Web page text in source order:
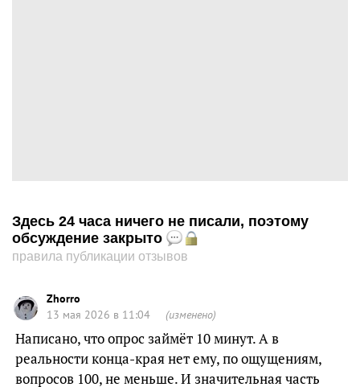
Здесь 24 часа ничего не писали, поэтому
обсуждение закрыто
правила публикации отзывов
Zhorro
13 мая 2026 в 11:04
(изменено)
Написано, что опрос займёт 10 минут. А в
реальности конца-края нет ему, по ощущениям,
вопросов 100, не меньше. И значительная часть